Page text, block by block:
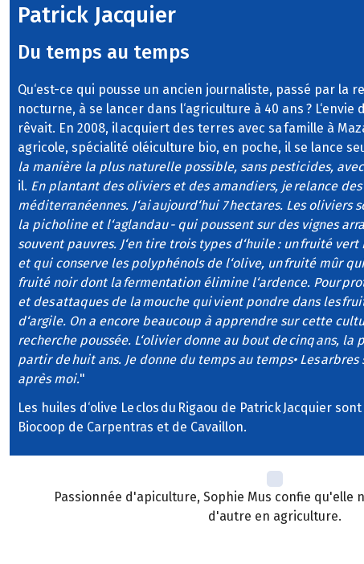
Patrick Jacquier
Du temps au temps
Qu‘est-ce qui pousse un ancien journaliste, passé par la
nocturne, à se lancer dans l‘agriculture à 40 ans ?
rêvait. En 2008, il acquiert des terres avec sa famille à
agricole, spécialité oléiculture bio, en poche, il se lance
la manière la plus naturelle possible, sans pesticides,
il. En plantant des oliviers et des amandiers, je relance des
méditerranéennes. J‘ai aujourd‘hui 7 hectares. Les oliviers
la picholine et l‘aglandau - qui poussent sur des vignes
souvent pauvres. J‘en tire trois types d‘huile : un fruité
et qui conserve les polyphénols de l‘olive, un fruité mûr
fruité noir dont la fermentation élimine l‘ardence. Pour
et des attaques de la mouche qui vient pondre dans les
d‘argile. On a encore beaucoup à apprendre sur cette
recherche poussée. L‘olivier donne au bout de cinq ans,
partir de huit ans. Je donne du temps au temps• Les
après moi."
Les huiles d‘olive Le clos du Rigaou de Patrick Jacquier
Biocoop de Carpentras et de Cavaillon.
Passionnée d'apiculture, Sophie Mus confie qu'elle
d'autre en agriculture.